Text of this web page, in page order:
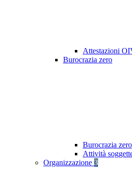
Attestazioni
Burocrazia zero
Burocrazia zero
Attività
Organizzazione 3